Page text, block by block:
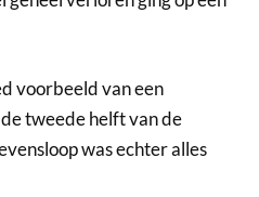
voorbeeld van een
tweede helft van de
was echter alles